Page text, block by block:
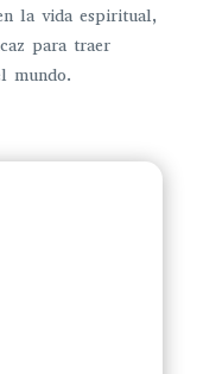
la vida espiritual,
para traer
mundo.